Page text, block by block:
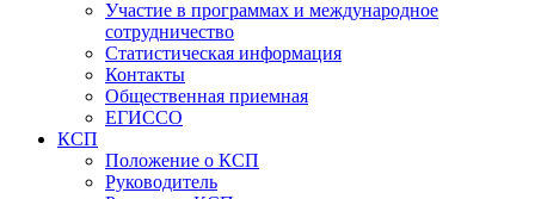
Участие в программах и международное
сотрудничество
Статистическая информация
Контакты
Общественная приемная
ЕГИССО
КСП
Положение о КСП
Руководитель